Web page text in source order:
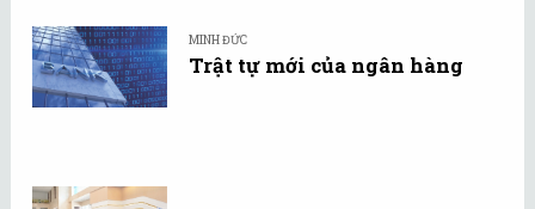
MINH ĐỨC
Trật tự mới của ngân hàng